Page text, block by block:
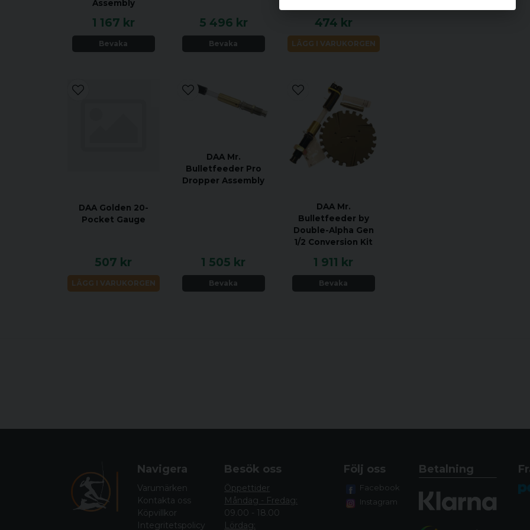
Assembly
1 167 kr
Bevaka
5 496 kr
Bevaka
474 kr
LÄGG I VARUKORGEN
DAA Golden 20-
Pocket Gauge
507 kr
LÄGG I VARUKORGEN
DAA Mr.
Bulletfeeder Pro
Dropper Assembly
1 505 kr
Bevaka
DAA Mr.
Bulletfeeder by
Double-Alpha Gen
1/2 Conversion Kit
1 911 kr
Bevaka
Navigera
Varumärken
Kontakta oss
Köpvillkor
Integritetspolicy
Besök oss
Öppettider
Måndag - Fredag:
09.00 - 18.00
Lördag:
Följ oss
Facebook
Instagram
Betalning